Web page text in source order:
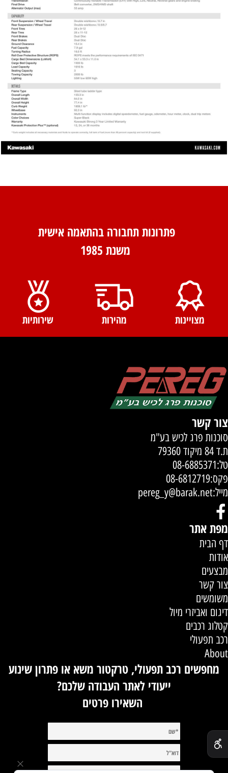
פתרונות תחבורה בהתאמה אישית
משנת 1985
מצויינות מהירות שירותיות
צור קשר
סוכנות פרג לכיש בע"מ
ת.ד 84 מיקוד 79360
טל:08-6885371
פקס:08-6812719
מייל:pereg_y@barak.net
מפת אתר
דף הבית
אודות
מבצעים
צור קשר
משומשים
דיגום ואביזרי מיול
קטלוג רכבים
רכב תפעולי
About
מחפשים רכב תפעולי, טרקטור משא או פתרון שינוע
ייעודי לאתר העבודה שלכם?
השאירו פרטים